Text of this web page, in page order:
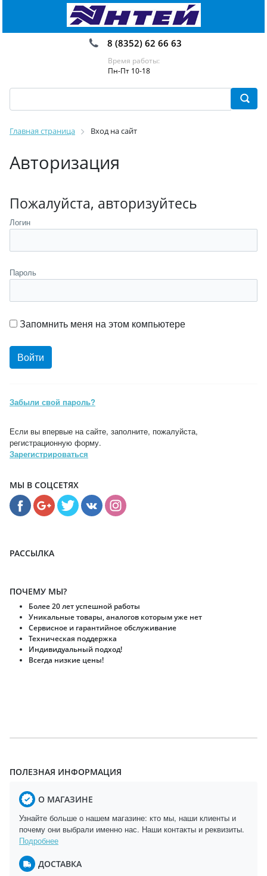
8 (8352) 62 66 63
Время работы:
Пн-Пт 10-18
Главная страница Вход на сайт
Авторизация
Пожалуйста, авторизуйтесь
Логин
Пароль
Запомнить меня на этом компьютере
Забыли свой пароль?
Если вы впервые на сайте, заполните, пожалуйста,
регистрационную форму.
Зарегистрироваться
МЫ В СОЦСЕТЯХ
РАССЫЛКА
ПОЧЕМУ МЫ?
Более 20 лет успешной работы
Уникальные товары, аналогов которым уже нет
Сервисное и гарантийное обслуживание
Техническая поддержка
Индивидуальный подход!
Всегда низкие цены!
ПОЛЕЗНАЯ ИНФОРМАЦИЯ
О МАГАЗИНЕ
Узнайте больше о нашем магазине: кто мы, наши клиенты и
почему они выбрали именно нас. Наши контакты и реквизиты.
Подробнее
ДОСТАВКА